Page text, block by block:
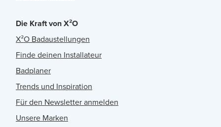
Die Kraft von X²O
X²O Badaustellungen
Finde deinen Installateur
Badplaner
Trends und Inspiration
Für den Newsletter anmelden
Unsere Marken